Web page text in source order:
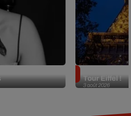
3 août 2026
Tour Eiffel !